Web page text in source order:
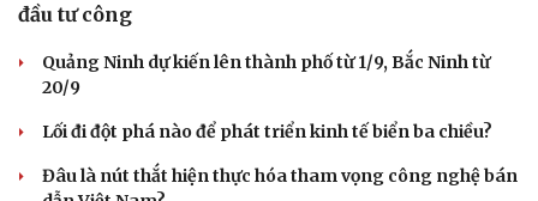
đầu tư công
Quảng Ninh dự kiến lên thành phố từ 1/9, Bắc Ninh từ
20/9
Lối đi đột phá nào để phát triển kinh tế biển ba chiều?
Đâu là nút thắt hiện thực hóa tham vọng công nghệ bán